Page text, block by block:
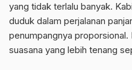
yang tidak terlalu banyak.
duduk dalam perjalanan
penumpangnya
suasana yang lebih tenang